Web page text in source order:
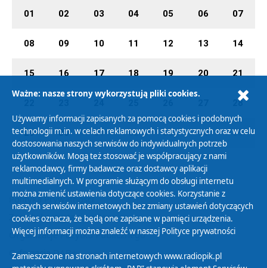
01 02 03 04 05 06 07
08 09 10 11 12 13 14
15 16 17 18 19 20 21
28
29 30 01 02 03 04 05
Polityka Prywatności
Zasady korzystania z Serwisu
Organizacje Pożytku Publicznego
Cyfryzacja DAB+
Ważne: nasze strony wykorzystują pliki cookies.
Używamy informacji zapisanych za pomocą cookies i podobnych
technologii m.in. w celach reklamowych i statystycznych oraz w celu
dostosowania naszych serwisów do indywidualnych potrzeb
użytkowników. Mogą też stosować je współpracujący z nami
reklamodawcy, firmy badawcze oraz dostawcy aplikacji
multimedialnych. W programie służącym do obsługi internetu
można zmienić ustawienia dotyczące cookies. Korzystanie z
naszych serwisów internetowych bez zmiany ustawień dotyczących
cookies oznacza, że będą one zapisane w pamięci urządzenia.
Więcej informacji można znaleźć w naszej Polityce prywatności
Zamieszczone na stronach internetowych www.radiopik.pl